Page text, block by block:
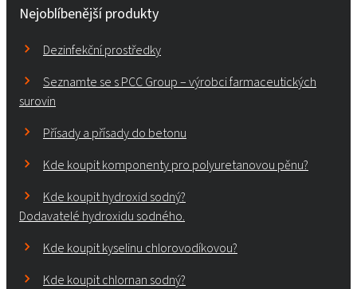
Nejoblíbenější produkty
Dezinfekční prostředky
Seznamte se s PCC Group – výrobci farmaceutických
surovin
Přísady a přísady do betonu
Kde koupit komponenty pro polyuretanovou pěnu?
Kde koupit hydroxid sodný?
Dodavatelé hydroxidu sodného.
Kde koupit kyselinu chlorovodíkovou?
Kde koupit chlornan sodný?